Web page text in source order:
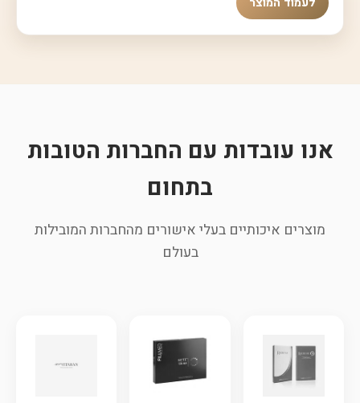
אנו עובדות עם החברות הטובות
בתחום
מוצרים איכותיים בעלי אישורים מהחברות המובילות
בעולם